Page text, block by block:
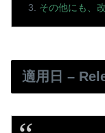
その他にも、
適用日 –